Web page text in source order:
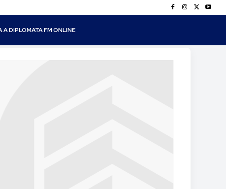
A DIPLOMATA FM ONLINE